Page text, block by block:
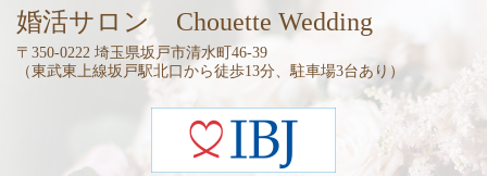
婚活サロン Chouette Wedding
〒350-0222 埼玉県坂戸市清水町46-39
（東武東上線坂戸駅北口から徒歩13分、駐車場3台あり）